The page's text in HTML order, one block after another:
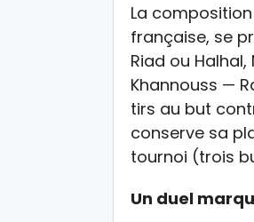
La
française, se
Riad ou
Khannouss —
tirs au but
conserve sa
tournoi (trois
Un duel